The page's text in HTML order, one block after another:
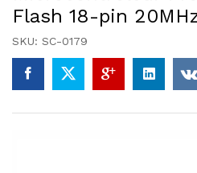
Flash 18-pin
SKU: SC-0179